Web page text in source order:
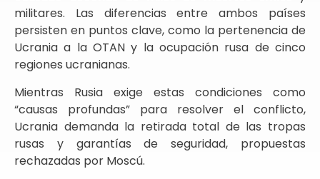
militares. Las diferencias entre ambos países
persisten en puntos clave, como la pertenencia de
Ucrania a la OTAN y la ocupación rusa de cinco
regiones ucranianas.
Mientras Rusia exige estas condiciones como
“causas profundas” para resolver el conflicto,
Ucrania demanda la retirada total de las tropas
rusas y garantías de seguridad, propuestas
rechazadas por Moscú.